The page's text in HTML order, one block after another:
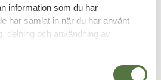
information som du har
har samlat in när du har använt
delning och användning av
för personalisering av